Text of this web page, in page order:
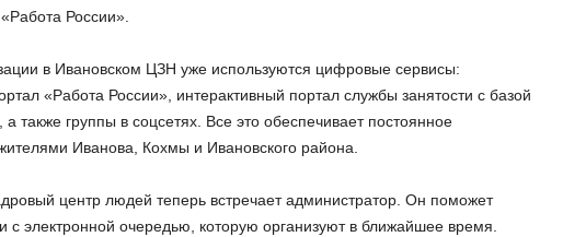
России».
в Ивановском ЦЗН уже используются цифровые сервисы:
«Работа России», интерактивный портал службы занятости с базой
также группы в соцсетях. Все это обеспечивает постоянное
Иванова, Кохмы и Ивановского района.
центр людей теперь встречает администратор. Он поможет
с электронной очередью, которую организуют в ближайшее время.